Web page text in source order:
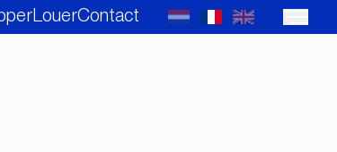
LouerContact